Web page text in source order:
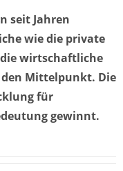
seit Jahren
wie die private
wirtschaftliche
Mittelpunkt. Die
für
gewinnt.